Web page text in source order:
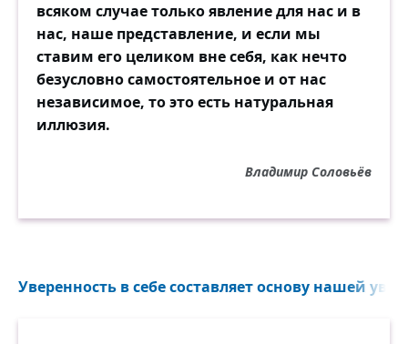
всяком случае только явление для нас и в
нас, наше представление, и если мы
ставим его целиком вне себя, как нечто
безусловно самостоятельное и от нас
независимое, то это есть натуральная
иллюзия.
Владимир Соловьёв
Уверенность в себе составляет основу нашей